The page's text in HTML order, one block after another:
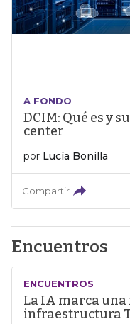
A FONDO
DCIM: Qué es y
center
por Lucía Bonilla
Compartir
Encuentros
ENCUENTROS
La IA marca una
infraestructura